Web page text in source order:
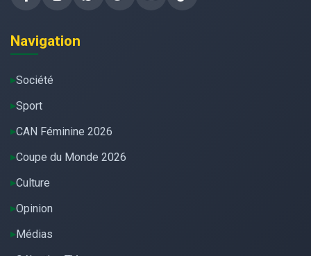
Navigation
Société
Sport
CAN Féminine 2026
Coupe du Monde 2026
Culture
Opinion
Médias